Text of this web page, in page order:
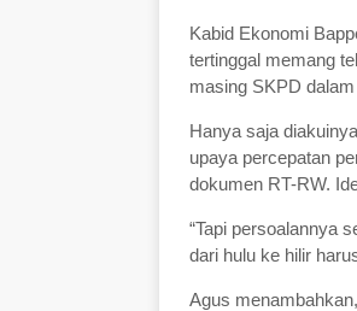
Kabid Ekonomi
tertinggal memang
masing SKPD
Hanya saja
upaya percepatan
dokumen RT-RW.
“Tapi persoalannya
dari hulu ke hilir
Agus